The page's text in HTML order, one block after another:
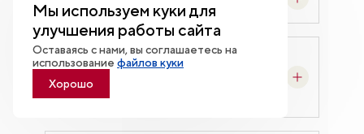
Я живу не в Москве. Мне придется
самому оплачивать дорогу и
проживание?
Мы используем куки для
улучшения работы сайта
Оставаясь с нами, вы соглашаетесь на
использованиефайлов куки
Хорошо